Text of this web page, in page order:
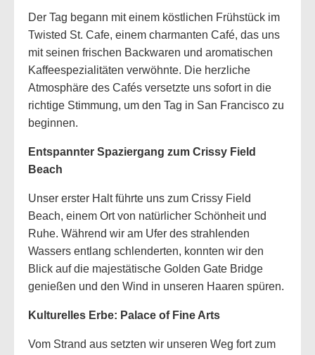
Der Tag begann mit einem köstlichen Frühstück im
Twisted St. Cafe, einem charmanten Café, das uns
mit seinen frischen Backwaren und aromatischen
Kaffeespezialitäten verwöhnte. Die herzliche
Atmosphäre des Cafés versetzte uns sofort in die
richtige Stimmung, um den Tag in San Francisco zu
beginnen.
Entspannter Spaziergang zum Crissy Field
Beach
Unser erster Halt führte uns zum Crissy Field
Beach, einem Ort von natürlicher Schönheit und
Ruhe. Während wir am Ufer des strahlenden
Wassers entlang schlenderten, konnten wir den
Blick auf die majestätische Golden Gate Bridge
genießen und den Wind in unseren Haaren spüren.
Kulturelles Erbe: Palace of Fine Arts
Vom Strand aus setzten wir unseren Weg fort zum